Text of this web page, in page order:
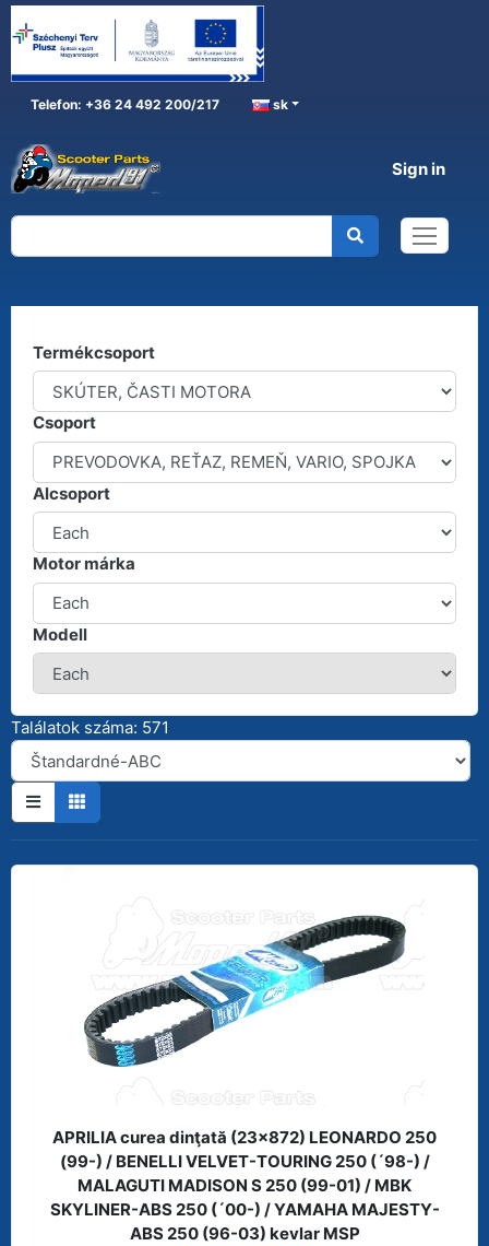
Telefon: +36 24 492 200/217 sk
Sign in
SKÚTER, ČASTI MOTORA
Termékcsoport
Csoport
Alcsoport
Motor márka
Modell
Találatok száma: 571
APRILIA curea dinţată (23x872) LEONARDO 250
(99-) / BENELLI VELVET-TOURING 250 (´98-) /
MALAGUTI MADISON S 250 (99-01) / MBK
SKYLINER-ABS 250 (´00-) / YAMAHA MAJESTY-
ABS 250 (96-03) kevlar MSP